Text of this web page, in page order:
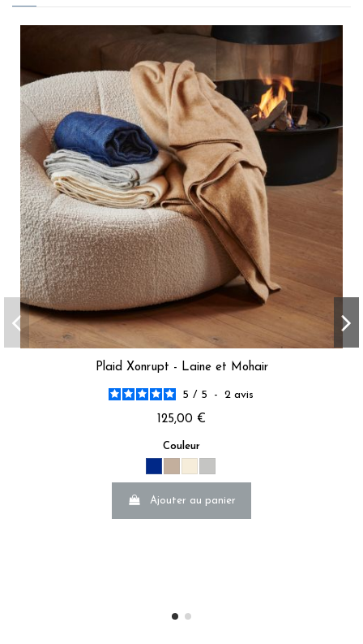
Plaid Xonrupt - Laine et Mohair
5 / 5 - 2 avis
125,00 €
Couleur
Ajouter au panier